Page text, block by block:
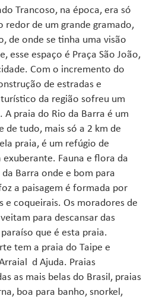
Trancoso, na época, era só
redor de um grande gramado,
de onde se tinha uma visão
esse espaço é Praça São João,
Com o incremento do
de estradas e
da região sofreu um
praia do Rio da Barra é um
de tudo, mais só a 2 km de
praia, é um refúgio de
Fauna e flora da
Barra onde e bom para
a paisagem é formada por
e coqueirais. Os moradores de
para descansar das
que é esta praia.
tem a praia do Taipe e
d Ajuda. Praias
as mais belas do Brasil, praias
boa para banho, snorkel,